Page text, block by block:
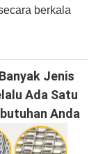
berkala
Jenis
Ada Satu
Anda